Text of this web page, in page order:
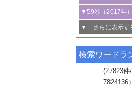
5号 ゼオライトの
究動向
6号 ヘテロ接合界
B号 第135回触媒
5号 単原子触媒
6号 参照触媒委員
B号 第133回触媒
触媒反応
5号 生体触媒によ
6号 窒素とリンの
能性材料
めの触媒技術
4号 若手による情
若き触媒の研究者
若き触媒の研究者
6号 石油のノーブ
触媒技術
換反応
4号 多孔質材料を
5号 情報学的手法
6号 カーボンニュ
技術
B号 第127回触媒
ライン開催(Zoom)
2号 機能化学品製
触媒的酸化反応
3号 水処理のため
4号 光触媒を用い
動向
5号 次世代の触媒
ス開発
2号 CO2 フリー水
関わる触媒開発動
3号 精密高分子合
動向
4号 バイオマス化
1号 固体酸触媒の
2号 二酸化炭素か
3号 ナノ粒子・ク
4号 60周年記念企
5号 進化するゼオ
6号 非貴金属系触
▼59巻（2017年）
1号 いたるところ
最先端技術
3号 無機分離膜材
ロセスへの適用
▼…さらに表示す
1号 ユニークな構
2号 リグニンから
▼57巻（2015年）
1号 水素キャリア
▼56巻（2014年）
検索ワードラ
(27823件
7824136）